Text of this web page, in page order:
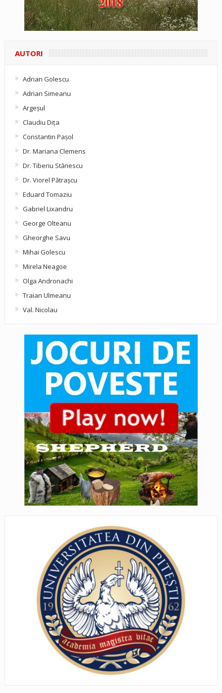
AUTORI
Adrian Golescu
Adrian Simeanu
Argeşul
Claudiu Diţa
Constantin Pașol
Dr. Mariana Clemens
Dr. Tiberiu Stănescu
Dr. Viorel Pătraşcu
Eduard Tomaziu
Gabriel Lixandru
George Olteanu
Gheorghe Savu
Mihai Golescu
Mirela Neagoe
Olga Andronachi
Traian Ulmeanu
Val. Nicolau